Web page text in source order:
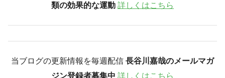
類の効果的な運動 詳しくはこちら
当ブログの更新情報を毎週配信 長谷川嘉哉のメールマガ
ジン登録者募集中 詳しくはこちら